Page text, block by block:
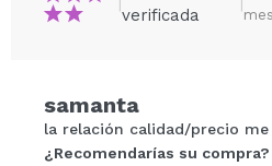
Compartir un
Tu vídeo podría ser el
verificada
mes
samanta
la relación calidad/precio
¿Recomendarías su compra?